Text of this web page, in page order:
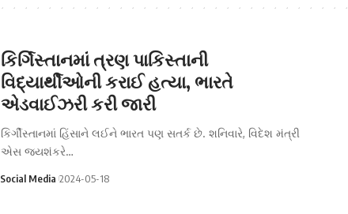
કિર્ગિસ્તાનમાં ત્રણ પાકિસ્તાની
વિદ્યાર્થીઓની કરાઈ હત્યા, ભારતે
એડવાઈઝરી કરી જારી
કિર્ગીસ્તાનમાં હિંસાને લઈને ભારત પણ સતર્ક છે. શનિવારે, વિદેશ મંત્રી
એસ જયશંકરે…
Social Media 2024-05-18